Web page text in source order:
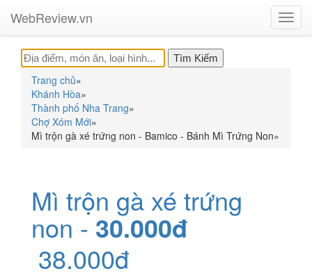
WebReview.vn
Trang chủ»
Khánh Hòa»
Thành phố Nha Trang»
Chợ Xóm Mới»
Mì trộn gà xé trứng non - Bamico - Bánh Mì Trứng Non»
Mì trộn gà xé trứng
non -30.000đ
38.000đ